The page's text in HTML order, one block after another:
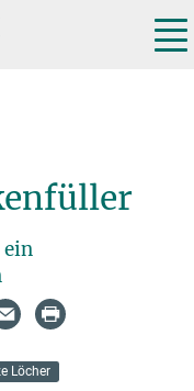
ein
Löcher